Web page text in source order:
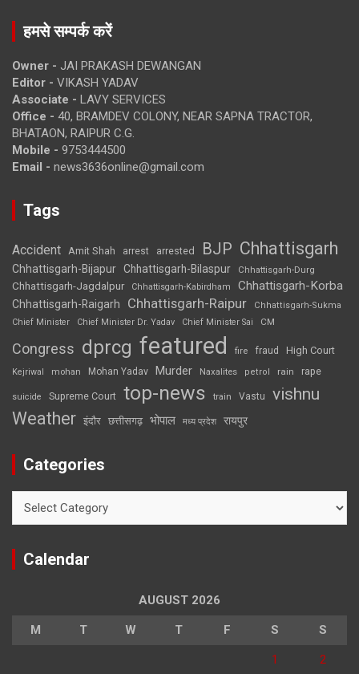
हमसे सम्पर्क करें
Owner - JAI PRAKASH DEWANGAN
Editor - VIKASH YADAV
Associate - LAVY SERVICES
Office - 40, BRAMDEV COLONY, NEAR SAPNA TRACTOR,
BHATAON, RAIPUR C.G.
Mobile - 9753444500
Email - news3636online@gmail.com
Tags
Accident Amit Shah arrest arrested BJP Chhattisgarh
Chhattisgarh-Bijapur Chhattisgarh-Bilaspur Chhattisgarh-Durg
Chhattisgarh-Jagdalpur Chhattisgarh-Kabirdham Chhattisgarh-Korba
Chhattisgarh-Raigarh Chhattisgarh-Raipur
Chhattisgarh-Sukma
Chief Minister
Chief Minister Dr. Yadav Chief Minister Sai CM
Congress dprcg featured fire fraud High Court
Kejriwal mohan Mohan Yadav Murder Naxalites petrol rain rape
suicide Supreme Court top-news train Vastu vishnu
Weather इंदौर छत्तीसगढ़ भोपाल मध्य प्रदेश रायपुर
Categories
Calendar
AUGUST 2026
M T W T F S S
1 2